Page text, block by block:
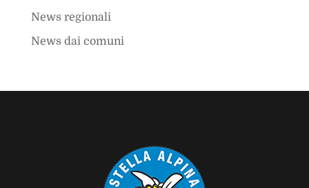
News regionali
News dai comuni